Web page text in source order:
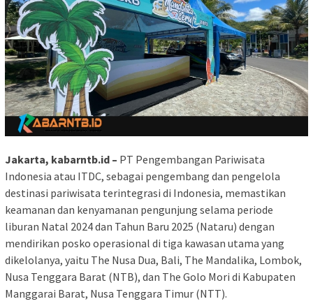
Jakarta, kabarntb.id – PT Pengembangan Pariwisata
Indonesia atau ITDC, sebagai pengembang dan pengelola
destinasi pariwisata terintegrasi di Indonesia, memastikan
keamanan dan kenyamanan pengunjung selama periode
liburan Natal 2024 dan Tahun Baru 2025 (Nataru) dengan
mendirikan posko operasional di tiga kawasan utama yang
dikelolanya, yaitu The Nusa Dua, Bali, The Mandalika, Lombok,
Nusa Tenggara Barat (NTB), dan The Golo Mori di Kabupaten
Manggarai Barat, Nusa Tenggara Timur (NTT).